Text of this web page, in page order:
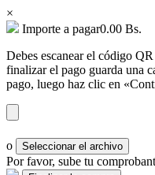
×
Importe a pagar0.00 Bs.
Debes escanear el código
finalizar el pago guarda una
pago, luego haz clic en
o Seleccionar el archivo
Por favor, sube tu